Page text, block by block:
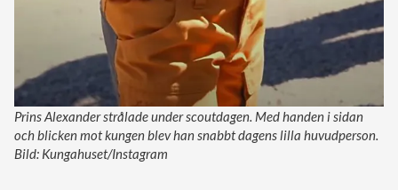
Prins Alexander strålade under scoutdagen. Med handen i sidan
och blicken mot kungen blev han snabbt dagens lilla huvudperson.
Bild: Kungahuset/Instagram